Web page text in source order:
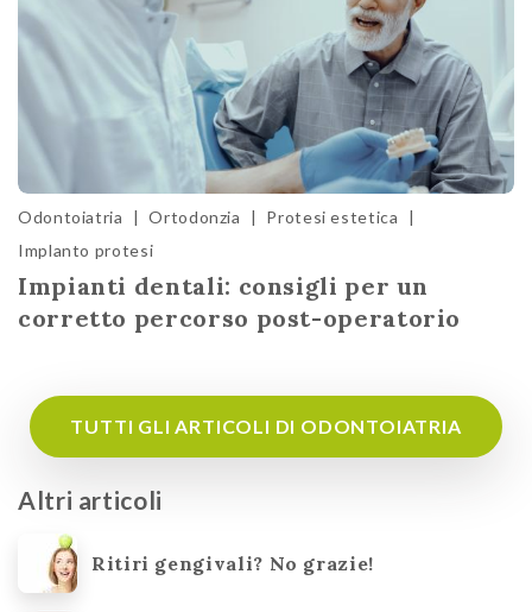
Odontoiatria | Ortodonzia | Protesi estetica
|
Implanto protesi
Impianti dentali: consigli per un
corretto percorso post-operatorio
TUTTI GLI ARTICOLI DI ODONTOIATRIA
Altri articoli
Ritiri gengivali? No grazie!